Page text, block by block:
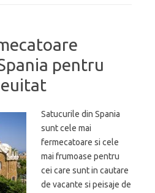
pentru
Satucurile din Spania
sunt cele mai
fermecatoare si cele
mai frumoase pentru
cei care sunt in cautare
de vacante si peisaje de